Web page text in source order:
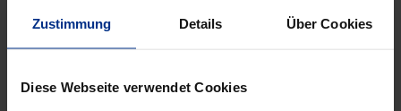
Zustimmung Details Über Cookies
Diese Webseite verwendet Cookies
MINUS
Stück